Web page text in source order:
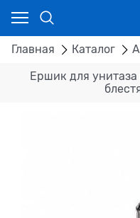
Главная Каталог
Ершик для